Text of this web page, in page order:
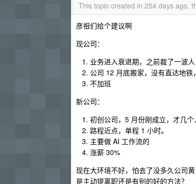
This topic created in 254 days ago,
彦祖们给个建议啊
现公司：
业务进入衰退期，之前裁了一波
公司 12 月底搬家，没有直达地
不加班
新公司：
初创公司，5 月份刚成立，才几个
路程近点，单程 1 小时。
主要做 AI 工作流的
涨薪 30%
现在大环境不好，怕去了没多久公司
是主动提离职还是有别的好的方法？